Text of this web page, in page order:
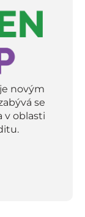
novým
se
v oblasti